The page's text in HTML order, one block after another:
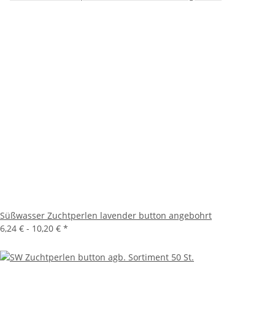
Süßwasser Zuchtperlen lavender button angebohrt
6,24 € - 10,20 € *